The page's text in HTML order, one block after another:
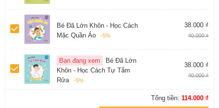
Bé Đã Lớn Khôn - Học Cách
Mặc Quần Áo
-5%
38.000 ₫
40.000 ₫
Bạn đang xem
Bé Đã Lớn
Khôn - Học Cách Tự Tắm
Rửa
-5%
38.000 ₫
40.000 ₫
Tổng tiền: 114.000 ₫